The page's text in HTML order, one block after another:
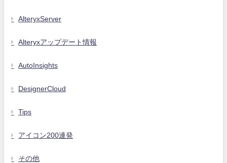
AlteryxServer
Alteryxアップデート情報
AutoInsights
DesignerCloud
Tips
アイコン200連発
その他